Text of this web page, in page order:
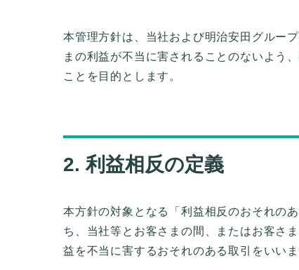
本管理方針は、当社および明治安田グルー
まの利益が不当に害されることのないよう
ことを目的とします。
2. 利益相反の定義
本方針の対象となる「利益相反のおそれの
ち、当社等とお客さまの間、またはお客さ
益を不当に害するおそれのある取引をいいま